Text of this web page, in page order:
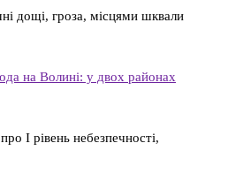
дощі, гроза, місцями шквали
на Волині: у двох районах
I рівень небезпечності,